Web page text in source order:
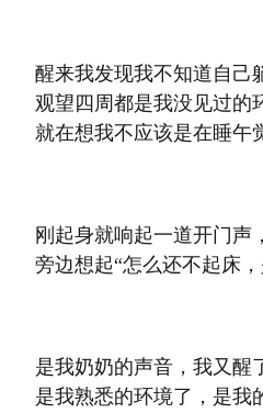
醒来我发现我不知道自己
观望四周都是我没见过的
就在想我不应该是在睡午
刚起身就响起一道开门声
旁边想起“怎么还不起床
是我奶奶的声音，我又醒
是我熟悉的环境了，是我